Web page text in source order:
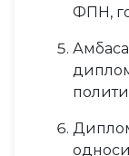
ФПН,